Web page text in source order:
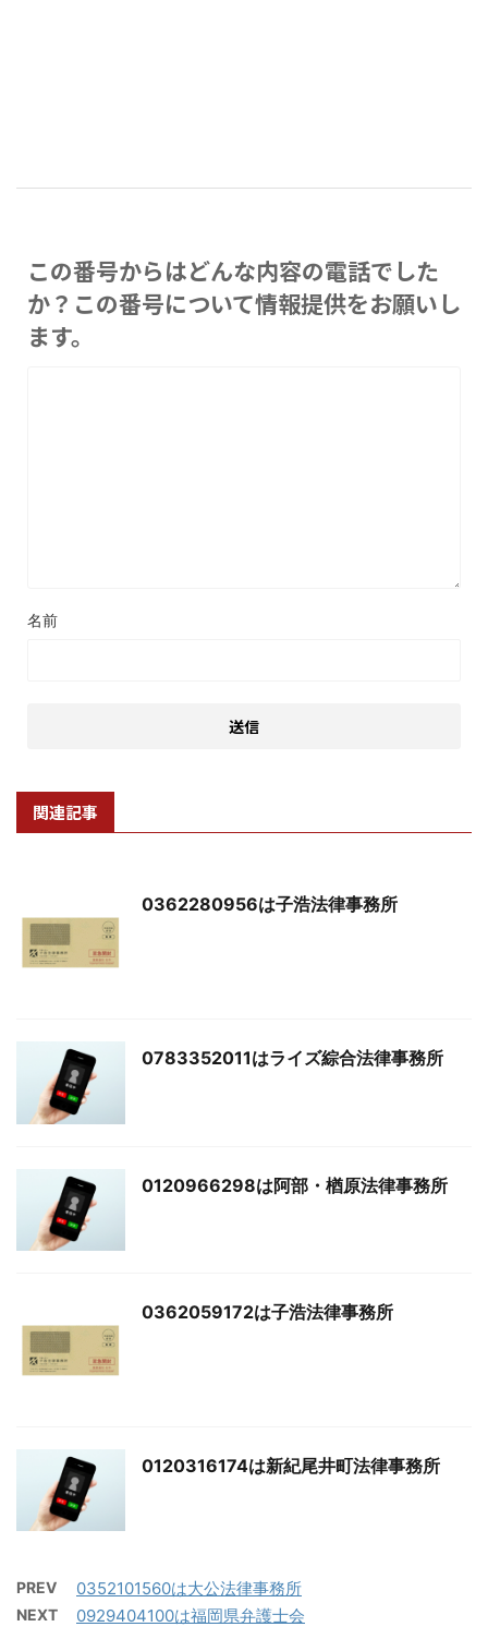
この番号からはどんな内容の電話でした
か？この番号について情報提供をお願いし
ます。
名前
関連記事
0362280956は子浩法律事務所
0783352011はライズ綜合法律事務所
0120966298は阿部・楢原法律事務所
0362059172は子浩法律事務所
0120316174は新紀尾井町法律事務所
PREV 0352101560は大公法律事務所
NEXT 0929404100は福岡県弁護士会